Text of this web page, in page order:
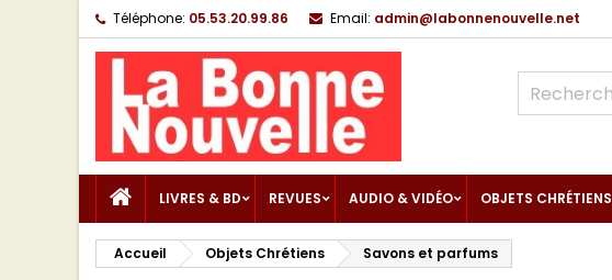
Téléphone: 05.53.20.99.86 Email: admin@labonnenouvelle.net
LIVRES & BD REVUES AUDIO & VIDÉO OBJETS CHRÉTIENS
Accueil Objets Chrétiens Savons et parfums